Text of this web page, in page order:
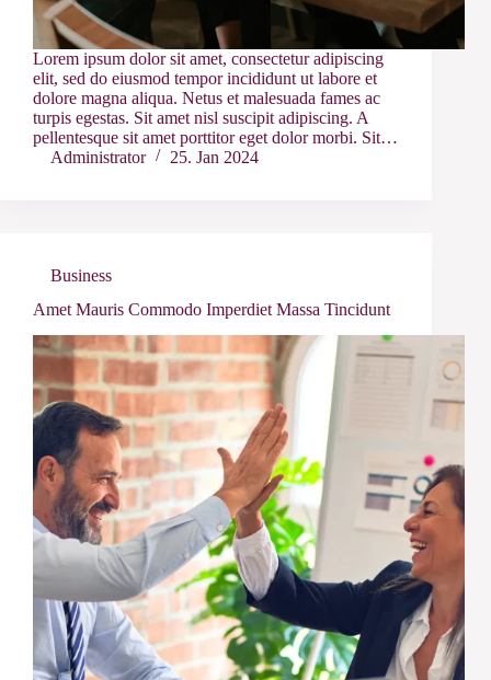
Lorem ipsum dolor sit amet, consectetur adipiscing
elit, sed do eiusmod tempor incididunt ut labore et
dolore magna aliqua. Netus et malesuada fames ac
turpis egestas. Sit amet nisl suscipit adipiscing. A
pellentesque sit amet porttitor eget dolor morbi. Sit…
Administrator
25. Jan 2024
Business
Amet Mauris Commodo Imperdiet Massa Tincidunt